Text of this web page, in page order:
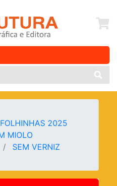
2025
MIOLO
SEM VERNIZ